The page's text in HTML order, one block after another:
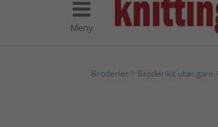
Meny
Broderier Broderikit utan garn